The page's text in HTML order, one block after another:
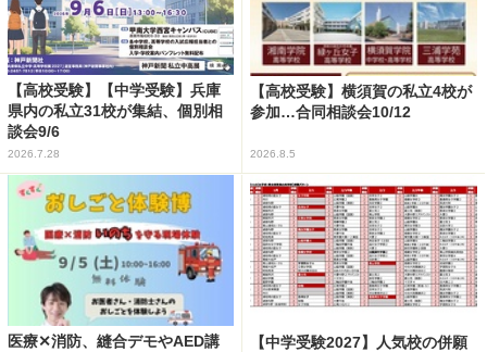
【高校受験】【中学受験】兵庫
県内の私立31校が集結、個別相
談会9/6
2026.7.28
【高校受験】横須賀の私立4校が
参加…合同相談会10/12
2026.8.5
医療✕消防、縫合デモやAED講
【中学受験2027】人気校の併願